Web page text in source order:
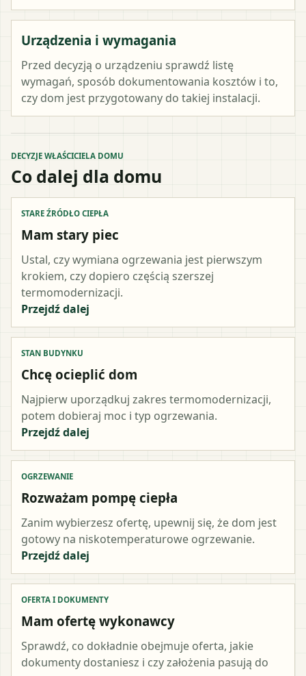
Urządzenia i wymagania
Przed decyzją o urządzeniu sprawdź listę
wymagań, sposób dokumentowania kosztów i to,
czy dom jest przygotowany do takiej instalacji.
DECYZJE WŁAŚCICIELA DOMU
Co dalej dla domu
STARE ŹRÓDŁO CIEPŁA
Mam stary piec
Ustal, czy wymiana ogrzewania jest pierwszym
krokiem, czy dopiero częścią szerszej
termomodernizacji.
Przejdź dalej
STAN BUDYNKU
Chcę ocieplić dom
Najpierw uporządkuj zakres termomodernizacji,
potem dobieraj moc i typ ogrzewania.
Przejdź dalej
OGRZEWANIE
Rozważam pompę ciepła
Zanim wybierzesz ofertę, upewnij się, że dom jest
gotowy na niskotemperaturowe ogrzewanie.
Przejdź dalej
OFERTA I DOKUMENTY
Mam ofertę wykonawcy
Sprawdź, co dokładnie obejmuje oferta, jakie
dokumenty dostaniesz i czy założenia pasują do